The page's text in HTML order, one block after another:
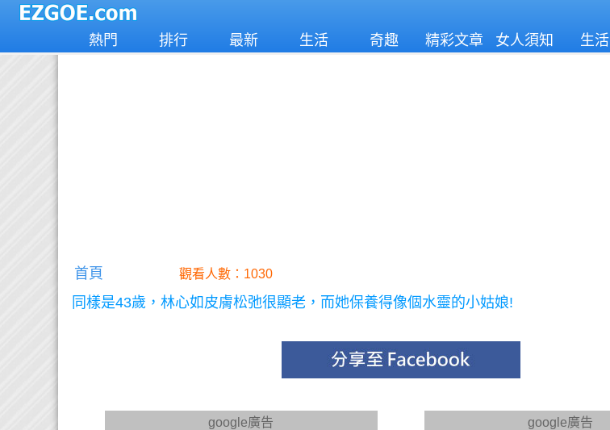
熱門 排行 最新 生活 奇趣 精彩文章 女人須知 生活
首頁 觀看人數：1030
同樣是43歲，林心如皮膚松弛很顯老，而她保養得像個水靈的小姑娘!
google廣告 google廣告